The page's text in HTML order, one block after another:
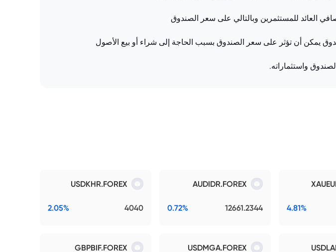
العائد للمستثمرين وبالتالي على سعر الصندوق
يمكن أن تؤثر على سعر الصندوق بسبب الحاجة إلى شراء أو بيع الأصول
واستثماراته.
4.81%
AUDIDR.FOREX
12661.2344
0.72%
USDKHR.FOREX
4040
2.05%
USDMGA.FOREX
GBPBIF.FOREX